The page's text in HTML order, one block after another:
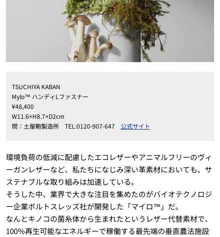
TSUCHIYA KABAN
Mylo™ ハンディLファスナー
¥48,400
W11.6×H8.7×D2cm
問：土屋鞄製造所 TEL:0120-907-647 公式サイト
環境負荷の低減に配慮したエコレザーやアニマルフリーのヴィ
ーガンレザーなど、私たちになじみ深い革素材においても、サ
ステナブルな取り組みは加速している。
そうした中、業界で大きな注目を集めたのがバイオテクノロジ
ー企業ボルトスレッズ社が開発した「マイロ™」だ。
なんとキノコの菌糸体から生まれたというレザー代替素材で、
100％再生可能なエネルギーで稼働する最先端の垂直農法施設